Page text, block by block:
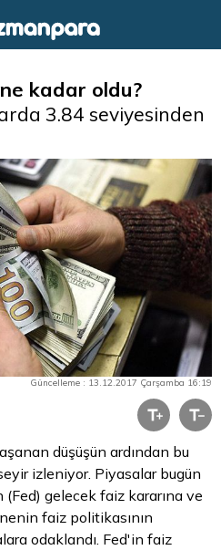
kadar oldu?
3.84 seviyesinden
Güncelleme : 13.12.2017 Çarşamba 16:19
düşüşün ardından bu
izleniyor. Piyasalar bugün
gelecek faiz kararına ve
faiz politikasının
odaklandı. Fed'in faiz